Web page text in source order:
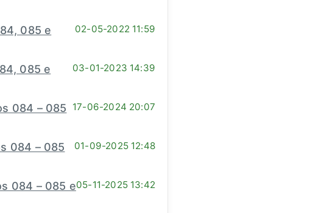
085 e
02-05-2022 11:59
085 e
03-01-2023 14:39
084 – 085
17-06-2024 20:07
084 – 085
01-09-2025 12:48
084 – 085 e05-11-2025 13:42